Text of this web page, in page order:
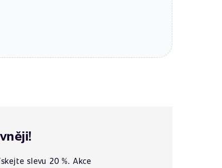
slevu 20 %. Akce